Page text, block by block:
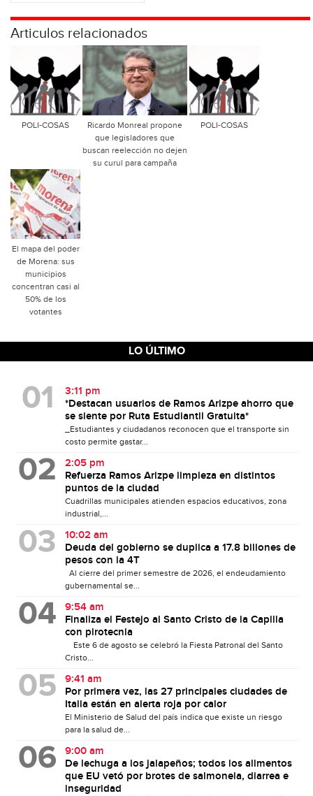
Articulos relacionados
POLI-COSAS
Ricardo Monreal propone
que legisladores que
buscan reelección no dejen
su curul para campaña
POLI-COSAS
El mapa del poder
de Morena: sus
municipios
concentran casi al
50% de los
votantes
LO ÚLTIMO
3:11 pm
*Destacan usuarios de Ramos Arizpe ahorro que
se siente por Ruta Estudiantil Gratuita*
_Estudiantes y ciudadanos reconocen que el transporte sin
costo permite gastar...
2:05 pm
Refuerza Ramos Arizpe limpieza en distintos
puntos de la ciudad
Cuadrillas municipales atienden espacios educativos, zona
industrial,...
10:02 am
Deuda del gobierno se duplica a 17.8 billones de
pesos con la 4T
Al cierre del primer semestre de 2026, el endeudamiento
gubernamental se...
9:54 am
Finaliza el Festejo al Santo Cristo de la Capilla
con pirotecnia
Este 6 de agosto se celebró la Fiesta Patronal del Santo
Cristo...
9:41 am
Por primera vez, las 27 principales ciudades de
Italia están en alerta roja por calor
El Ministerio de Salud del país indica que existe un riesgo
para la salud de...
9:00 am
De lechuga a los jalapeños; todos los alimentos
que EU vetó por brotes de salmonela, diarrea e
inseguridad